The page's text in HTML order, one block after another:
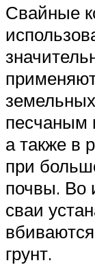
Свайные
песчаным
а также в
при
почвы. Во
сваи
грунт.